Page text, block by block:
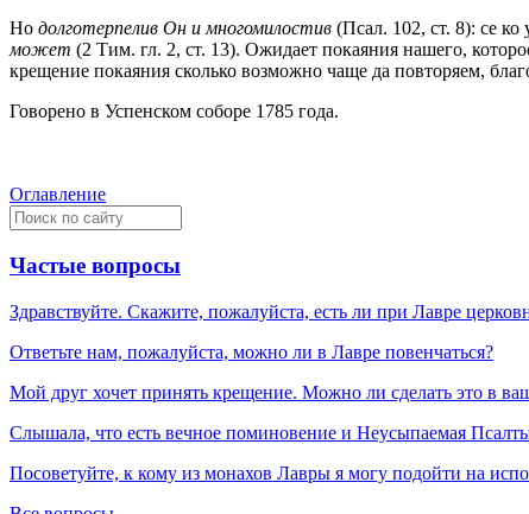
Но долготерпелив Он и многомилостив (Псал. 102, ст. 8): се
может (2 Тим. гл. 2, ст. 13). Ожидает покаяния нашего,
крещение покаяния сколько возможно чаще да повторяем,
Говорено в Успенском соборе 1785 года.
Оглавление
Частые вопросы
Здравствуйте. Скажите, пожалуйста, есть ли при Лавре
Ответьте нам, пожалуйста, можно ли в Лавре повенчаться?
Мой друг хочет принять крещение. Можно ли сделать это в
Слышала, что есть вечное поминовение и Неусыпаемая
Посоветуйте, к кому из монахов Лавры я могу подойти на